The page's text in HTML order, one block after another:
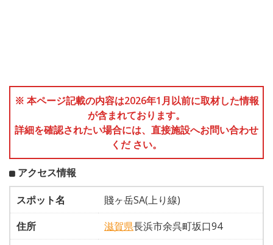
※ 本ページ記載の内容は2026年1月以前に取材した情報
が含まれております。
詳細を確認されたい場合には、直接施設へお問い合わせ
くだ さい。
アクセス情報
スポット名
賤ヶ岳SA(上り線)
住所
滋賀県長浜市余呉町坂口94